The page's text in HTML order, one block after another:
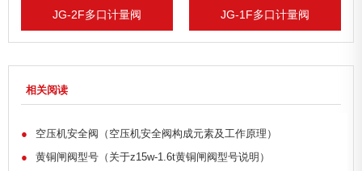
JG-2F多口计量阀 JG-1F多口计量阀
相关阅读
●
空压机安全阀（空压机安全阀构成元素及工作原理）
●
黄铜闸阀型号（关于z15w-1.6t黄铜闸阀型号说明）